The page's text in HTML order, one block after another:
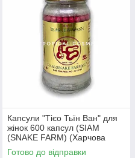
Капсули "Тієо Тьїн Ван" для
жінок 600 капсул (SIAM
(SNAKE FARM) (Харчова
добавка)
Готово до відправки